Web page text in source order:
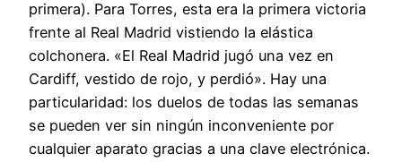
primera). Para Torres, esta era la primera victoria
frente al Real Madrid vistiendo la elástica
colchonera. «El Real Madrid jugó una vez en
Cardiff, vestido de rojo, y perdió». Hay una
particularidad: los duelos de todas las semanas
se pueden ver sin ningún inconveniente por
cualquier aparato gracias a una clave electrónica.